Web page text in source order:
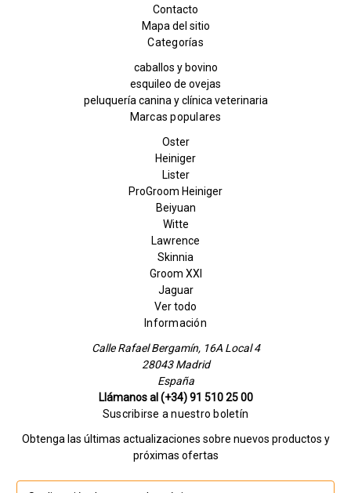
Contacto
Mapa del sitio
Categorías
caballos y bovino
esquileo de ovejas
peluquería canina y clínica veterinaria
Marcas populares
Oster
Heiniger
Lister
ProGroom Heiniger
Beiyuan
Witte
Lawrence
Skinnia
Groom XXI
Jaguar
Ver todo
Información
Calle Rafael Bergamín, 16A Local 4
28043 Madrid
España
Llámanos al (+34) 91 510 25 00
Suscribirse a nuestro boletín
Obtenga las últimas actualizaciones sobre nuevos productos y
próximas ofertas
D